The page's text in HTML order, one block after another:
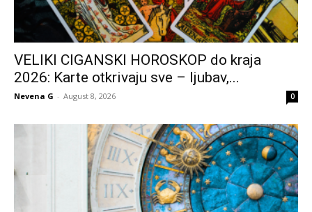
VELIKI CIGANSKI HOROSKOP do kraja
2026: Karte otkrivaju sve – ljubav,...
Nevena G - August 8, 2026 0